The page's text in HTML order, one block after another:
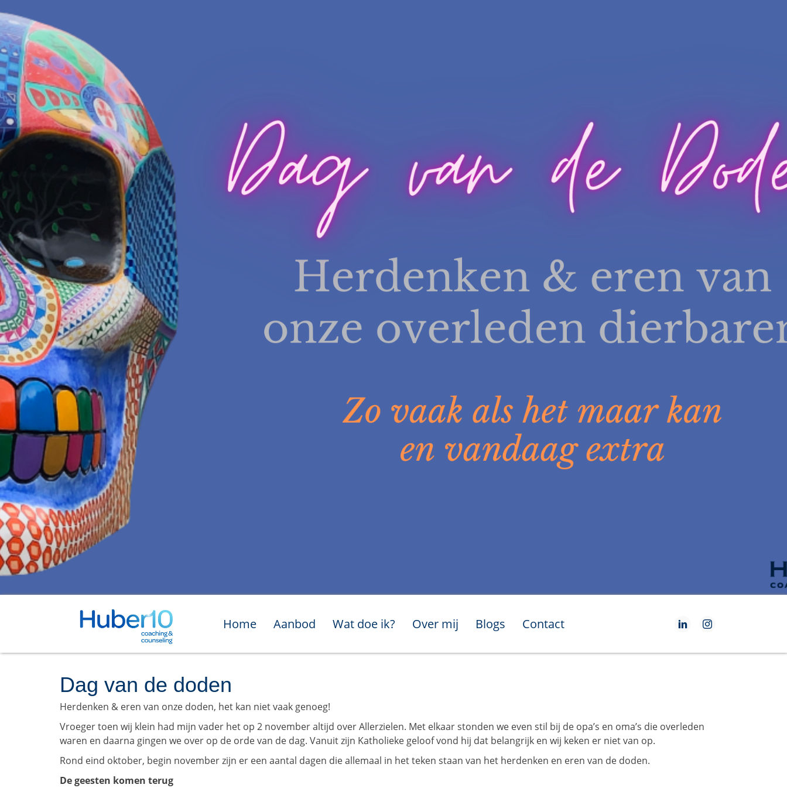
Home Aanbod Wat doe ik? Over mij Blogs Contact
Dag van de doden
Herdenken & eren van onze doden, het kan niet vaak genoeg!
Vroeger toen wij klein had mijn vader het op 2 november altijd over Allerzielen. Met elkaar stonden we even stil bij de opa’s en oma’s die overleden
waren en daarna gingen we over op de orde van de dag. Vanuit zijn Katholieke geloof vond hij dat belangrijk en wij keken er niet van op.
Rond eind oktober, begin november zijn er een aantal dagen die allemaal in het teken staan van het herdenken en eren van de doden.
De geesten komen terug